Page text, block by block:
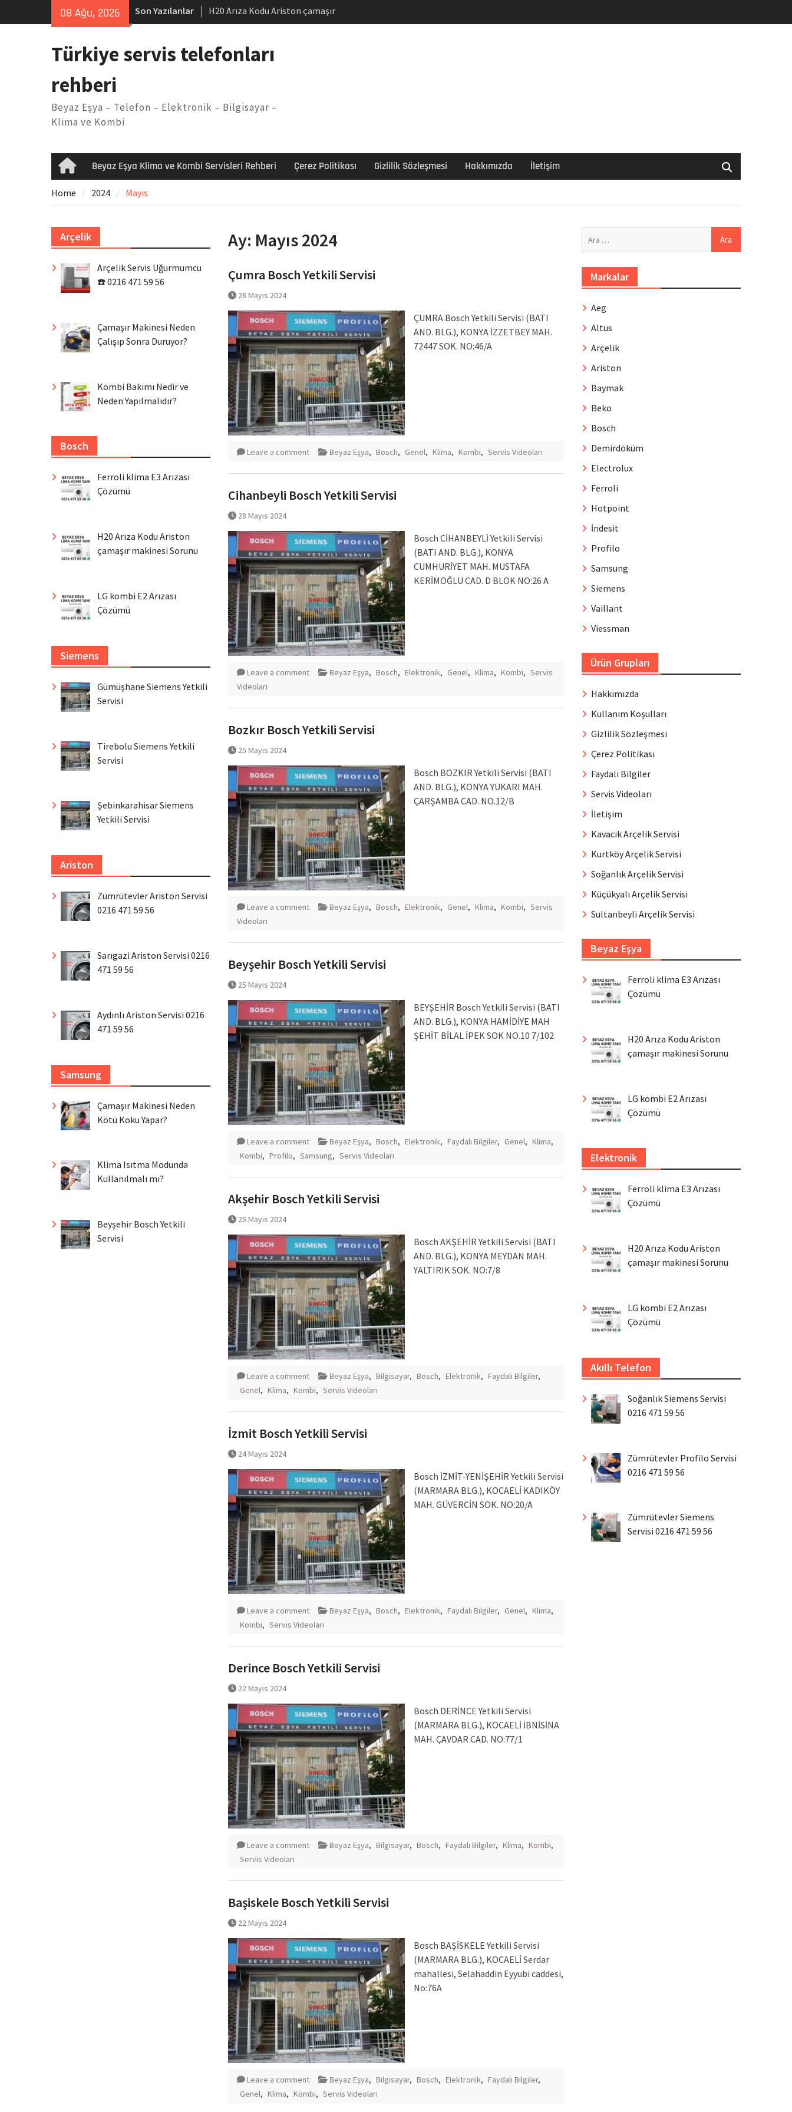
08 Ağu, 2026 Son Yazılanlar
H20 Arıza Kodu Ariston çamaşır
makinesi Sorunu
Arçelik buzdolabı F5 Hatası Çözüm
Ferroli klima E3 Arızası Çözümü
Türkiye servis telefonları
rehberi
Beyaz Eşya – Telefon – Elektronik – Bilgisayar –
Klima ve Kombi
HomeBeyaz Eşya Klima ve Kombi Servisleri Rehberi Çerez Politikası Gizlilik Sözleşmesi Hakkımızda İletişim
Home 2024 Mayıs
Ay: Mayıs 2024
Çumra Bosch Yetkili Servisi
28 Mayıs 2024
ÇUMRA Bosch Yetkili Servisi (BATI
AND. BLG.), KONYA İZZETBEY MAH.
72447 SOK. NO:46/A
Leave a comment Beyaz Eşya, Bosch, Genel, Klima, Kombi, Servis Videoları
Cihanbeyli Bosch Yetkili Servisi
28 Mayıs 2024
Bosch CİHANBEYLİ Yetkili Servisi
(BATI AND. BLG.), KONYA
CUMHURİYET MAH. MUSTAFA
KERİMOĞLU CAD. D BLOK NO:26 A
Leave a comment Beyaz Eşya, Bosch, Elektronik, Genel, Klima, Kombi, Servis
Videoları
Bozkır Bosch Yetkili Servisi
25 Mayıs 2024
Bosch BOZKIR Yetkili Servisi (BATI
AND. BLG.), KONYA YUKARI MAH.
ÇARŞAMBA CAD. NO.12/B
Leave a comment Beyaz Eşya, Bosch, Elektronik, Genel, Klima, Kombi, Servis
Videoları
Beyşehir Bosch Yetkili Servisi
25 Mayıs 2024
BEYŞEHİR Bosch Yetkili Servisi (BATI
AND. BLG.), KONYA HAMİDİYE MAH
ŞEHİT BİLAL İPEK SOK NO.10 7/102
Leave a comment Beyaz Eşya, Bosch, Elektronik, Faydalı Bilgiler, Genel, Klima,
Kombi, Profilo, Samsung, Servis Videoları
Akşehir Bosch Yetkili Servisi
25 Mayıs 2024
Bosch AKŞEHİR Yetkili Servisi (BATI
AND. BLG.), KONYA MEYDAN MAH.
YALTIRIK SOK. NO:7/8
Leave a comment Beyaz Eşya, Bilgisayar, Bosch, Elektronik, Faydalı Bilgiler,
Genel, Klima, Kombi, Servis Videoları
İzmit Bosch Yetkili Servisi
24 Mayıs 2024
Bosch İZMİT-YENİŞEHİR Yetkili Servisi
(MARMARA BLG.), KOCAELİ KADIKÖY
MAH. GÜVERCİN SOK. NO:20/A
Leave a comment Beyaz Eşya, Bosch, Elektronik, Faydalı Bilgiler, Genel, Klima,
Kombi, Servis Videoları
Derince Bosch Yetkili Servisi
22 Mayıs 2024
Bosch DERİNCE Yetkili Servisi
(MARMARA BLG.), KOCAELİ İBNİSİNA
MAH. ÇAVDAR CAD. NO:77/1
Leave a comment Beyaz Eşya, Bilgisayar, Bosch, Faydalı Bilgiler, Klima, Kombi,
Servis Videoları
Başiskele Bosch Yetkili Servisi
22 Mayıs 2024
Bosch BAŞİSKELE Yetkili Servisi
(MARMARA BLG.), KOCAELİ Serdar
mahallesi, Selahaddin Eyyubi caddesi,
No:76A
Leave a comment Beyaz Eşya, Bilgisayar, Bosch, Elektronik, Faydalı Bilgiler,
Genel, Klima, Kombi, Servis Videoları
Markalar
Aeg
Altus
Arçelik
Ariston
Baymak
Beko
Bosch
Demirdöküm
Electrolux
Ferroli
Hotpoint
İndesit
Profilo
Samsung
Siemens
Vaillant
Viessman
Ürün Grupları
Hakkımızda
Kullanım Koşulları
Gizlilik Sözleşmesi
Çerez Politikası
Faydalı Bilgiler
Servis Videoları
İletişim
Kavacık Arçelik Servisi
Kurtköy Arçelik Servisi
Soğanlık Arçelik Servisi
Küçükyalı Arçelik Servisi
Sultanbeyli Arçelik Servisi
Beyaz Eşya
Ferroli klima E3 Arızası
Çözümü
H20 Arıza Kodu Ariston
çamaşır makinesi Sorunu
LG kombi E2 Arızası
Çözümü
Elektronik
Ferroli klima E3 Arızası
Çözümü
H20 Arıza Kodu Ariston
çamaşır makinesi Sorunu
LG kombi E2 Arızası
Çözümü
Akıllı Telefon
Soğanlık Siemens Servisi
0216 471 59 56
Zümrütevler Profilo Servisi
0216 471 59 56
Zümrütevler Siemens
Servisi 0216 471 59 56
Arçelik
Arçelik Servis Uğurmumcu
☎️ 0216 471 59 56
Çamaşır Makinesi Neden
Çalışıp Sonra Duruyor?
Kombi Bakımı Nedir ve
Neden Yapılmalıdır?
Bosch
Ferroli klima E3 Arızası
Çözümü
H20 Arıza Kodu Ariston
çamaşır makinesi Sorunu
LG kombi E2 Arızası
Çözümü
Siemens
Gümüşhane Siemens Yetkili
Servisi
Tirebolu Siemens Yetkili
Servisi
Şebinkarahisar Siemens
Yetkili Servisi
Ariston
Zümrütevler Ariston Servisi
0216 471 59 56
Sarıgazi Ariston Servisi 0216
471 59 56
Aydınlı Ariston Servisi 0216
471 59 56
Samsung
Çamaşır Makinesi Neden
Kötü Koku Yapar?
Klima Isıtma Modunda
Kullanılmalı mı?
Beyşehir Bosch Yetkili
Servisi